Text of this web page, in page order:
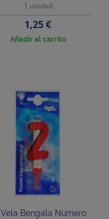
1 unidad
Precio
1,25 €
Añadir al carrito
Vela Bengala Número